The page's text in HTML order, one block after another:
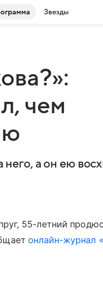
Звезды
чем
него, а он ею
55-летний
онлайн-журнал